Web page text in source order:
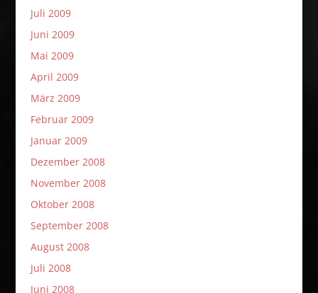
Juli 2009
Juni 2009
Mai 2009
April 2009
März 2009
Februar 2009
Januar 2009
Dezember 2008
November 2008
Oktober 2008
September 2008
August 2008
Juli 2008
Juni 2008